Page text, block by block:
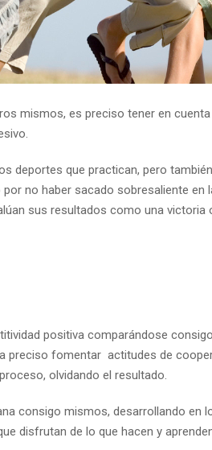
mismos, es preciso tener en
deportes que practican, pero
no haber sacado sobresaliente en
sus resultados como una victoria
positiva comparándose
preciso fomentar actitudes de
olvidando el resultado.
consigo mismos, desarrollando en
disfrutan de lo que hacen y